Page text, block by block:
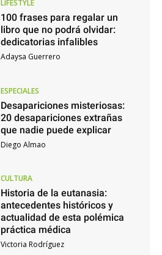
LIFESTYLE
100 frases para regalar un
libro que no podrá olvidar:
dedicatorias infalibles
Adaysa Guerrero
ESPECIALES
Desapariciones misteriosas:
20 desapariciones extrañas
que nadie puede explicar
Diego Almao
CULTURA
Historia de la eutanasia:
antecedentes históricos y
actualidad de esta polémica
práctica médica
Victoria Rodríguez